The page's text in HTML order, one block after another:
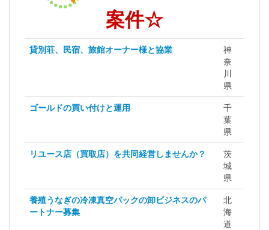
案件☆
貸別荘、民宿、旅館オーナー様と協業
神
奈
川
県
ゴールドの買い付けと運用
千
葉
県
リユース店（買取店）を共同経営しませんか？
茨
城
県
養殖うなぎの冷凍真空パックの卸ビジネスのパ
ートナー募集
北
海
道